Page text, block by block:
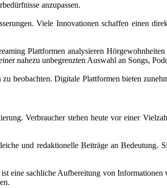
anzupassen.
Viele Innovationen schaffen einen
Plattformen analysieren
nahezu unbegrenzten Auswahl an Songs,
beobachten. Digitale Plattformen bieten
Verbraucher stehen heute vor einer
und redaktionelle Beiträge an
eine sachliche Aufbereitung von